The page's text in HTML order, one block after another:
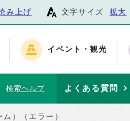
み上げ 文字サイズ 拡大
イベント・観光
検索ヘルプ よくある質問
）（エラー）